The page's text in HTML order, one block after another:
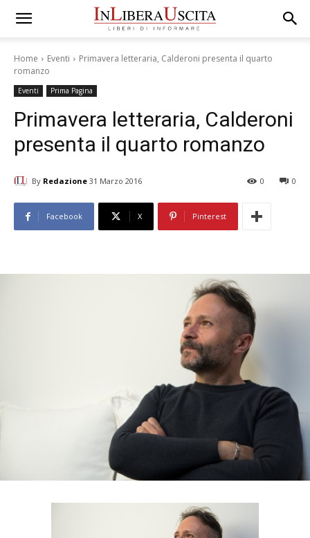
Home Eventi
Primavera letteraria, Calderoni presenta il quarto
romanzo
Eventi Prima Pagina
Primavera letteraria, Calderoni
presenta il quarto romanzo
By Redazione 31 Marzo 2016 0
0
Facebook X Pinterest